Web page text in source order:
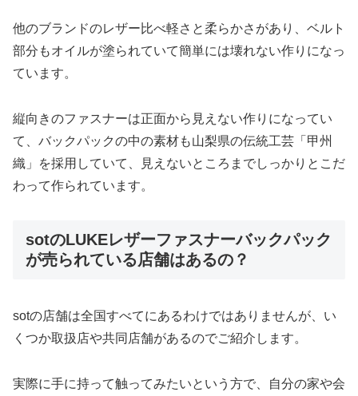
他のブランドのレザー比べ軽さと柔らかさがあり、ベルト
部分もオイルが塗られていて簡単には壊れない作りになっ
ています。
縦向きのファスナーは正面から見えない作りになってい
て、バックパックの中の素材も山梨県の伝統工芸「甲州
織」を採用していて、見えないところまでしっかりとこだ
わって作られています。
sotのLUKEレザーファスナーバックパック
が売られている店舗はあるの？
sotの店舗は全国すべてにあるわけではありませんが、い
くつか取扱店や共同店舗があるのでご紹介します。
実際に手に持って触ってみたいという方で、自分の家や会